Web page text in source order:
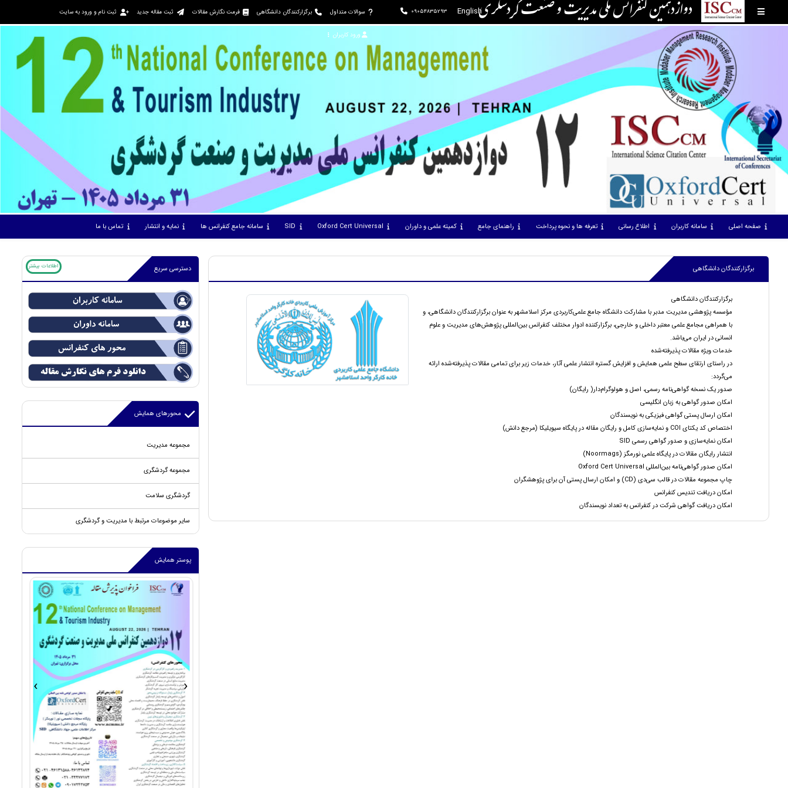
دوازدهمین کنفرانس ملی مدیریت و صنعت گردشگریEnglish
09054835293 سوالات متداول برگزارکنندگان دانشگاهی فرمت نگارش مقالات ثبت مقاله جدید ثبت نام و ورود به سایت
ورود کاربران
صفحه اصلی سامانه کاربران اطلاع رسانی تعرفه ها و نحوه پرداخت راهنمای جامع کمیته علمی و داوران Oxford Cert Universal
SID سامانه جامع کنفرانس ها نمایه و انتشار تماس با ما
برگزارکنندگان دانشگاهی
برگزارکنندگان دانشگاهی
مؤسسه پژوهشی مدیریت مدبر با مشارکت دانشگاه جامع علمی‌کاربردی مرکز اسلامشهر به عنوان برگزارکنندگان دانشگاهی، و
با همراهی مجامع علمی معتبر داخلی و خارجی، برگزارکننده ادوار مختلف کنفرانس بین‌المللی پژوهش‌های مدیریت و علوم
انسانی در ایران می‌باشد.
خدمات ویژه مقالات پذیرفته‌شده
در راستای ارتقای سطح علمی همایش و افزایش گستره انتشار علمی آثار، خدمات زیر برای تمامی مقالات پذیرفته‌شده ارائه
می‌گردد:
صدور یک نسخه گواهی‌نامه رسمی، اصل و هولوگرام‌دار( رایگان)
امکان صدور گواهی به زبان انگلیسی
امکان ارسال پستی گواهی فیزیکی به نویسندگان
اختصاص کد یکتای COI و نمایه‌سازی کامل و رایگان مقاله در پایگاه سیویلیکا (مرجع دانش)
امکان نمایه‌سازی و صدور گواهی رسمی SID
انتشار رایگان مقالات در پایگاه علمی نورمگز (Noormags)
امکان صدور گواهی‌نامه بین‌المللی Oxford Cert Universal
چاپ مجموعه مقالات در قالب سی‌دی (CD) و امکان ارسال پستی آن برای پژوهشگران
امکان دریافت تندیس کنفرانس
امکان دریافت گواهی شرکت در کنفرانس به تعداد نویسندگان
دسترسی سریع اطلاعات بیشتر
محورهای همایش
مجموعه مدیریت
مجموعه گردشگری
گردشگری سلامت
سایر موضوعات مرتبط با مدیریت و گردشگری
پوستر همایش
› ‹